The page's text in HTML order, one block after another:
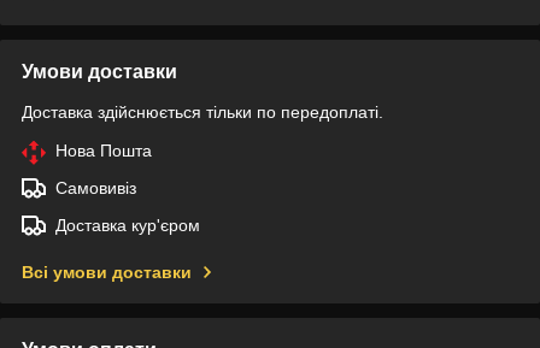
Умови доставки
Доставка здійснюється тільки по передоплаті.
Нова Пошта
Самовивіз
Доставка кур'єром
Всі умови доставки